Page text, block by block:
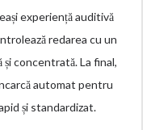
experiență auditivă
redarea cu un
concentrată. La final,
automat pentru
și standardizat.